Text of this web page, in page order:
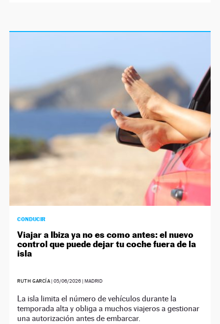
CONDUCIR
Viajar a Ibiza ya no es como antes: el nuevo
control que puede dejar tu coche fuera de la
isla
RUTH GARCÍA |05/06/2026 | MADRID
La isla limita el número de vehículos durante la
temporada alta y obliga a muchos viajeros a gestionar
una autorización antes de embarcar.